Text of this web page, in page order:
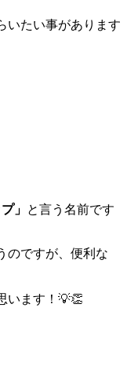
いたい事があります
」 と言う名前です
のですが、便利な
います！💡👏